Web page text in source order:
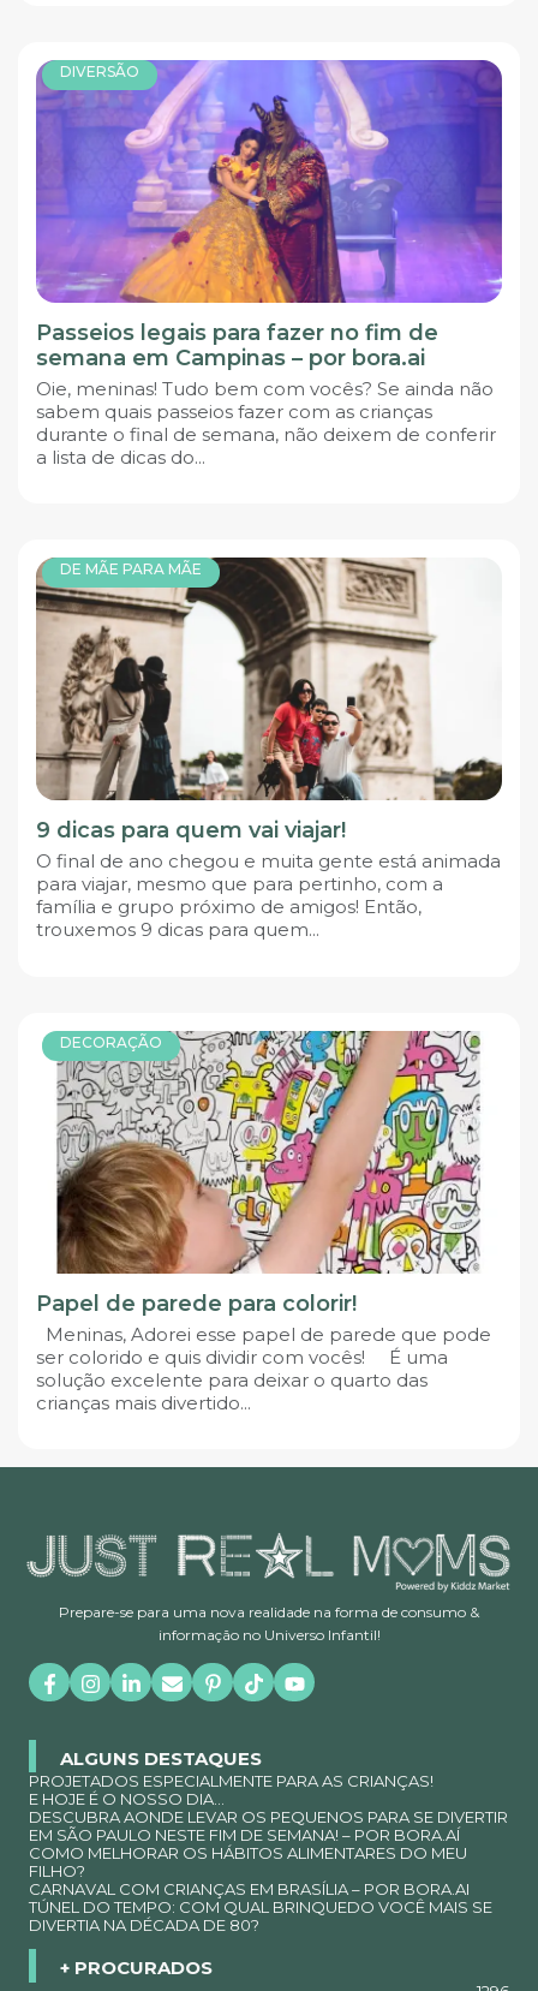
DIVERSÃO
Passeios legais para fazer no fim de
semana em Campinas – por bora.ai
Oie, meninas! Tudo bem com vocês? Se ainda não
sabem quais passeios fazer com as crianças
durante o final de semana, não deixem de conferir
a lista de dicas do...
DE MÃE PARA MÃE
9 dicas para quem vai viajar!
O final de ano chegou e muita gente está animada
para viajar, mesmo que para pertinho, com a
família e grupo próximo de amigos! Então,
trouxemos 9 dicas para quem...
DECORAÇÃO
Papel de parede para colorir!
Meninas, Adorei esse papel de parede que pode
ser colorido e quis dividir com vocês! É uma
solução excelente para deixar o quarto das
crianças mais divertido...
Prepare-se para uma nova realidade na forma de consumo &
informação no Universo Infantil!
ALGUNS DESTAQUES
PROJETADOS ESPECIALMENTE PARA AS CRIANÇAS!
E HOJE É O NOSSO DIA…
DESCUBRA AONDE LEVAR OS PEQUENOS PARA SE DIVERTIR
EM SÃO PAULO NESTE FIM DE SEMANA! – POR BORA.AÍ
COMO MELHORAR OS HÁBITOS ALIMENTARES DO MEU
FILHO?
CARNAVAL COM CRIANÇAS EM BRASÍLIA – POR BORA.AI
TÚNEL DO TEMPO: COM QUAL BRINQUEDO VOCÊ MAIS SE
DIVERTIA NA DÉCADA DE 80?
+ PROCURADOS